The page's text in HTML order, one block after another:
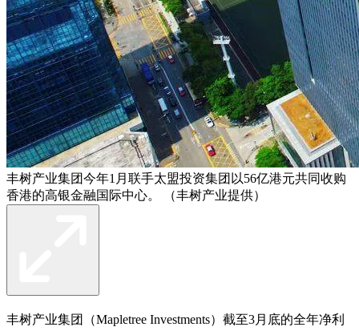
丰树产业集团今年1月联手太盟投资集团以56亿港元共同收购
香港的高银金融国际中心。 （丰树产业提供）
丰树产业集团（Mapletree Investments）截至3月底的全年净利